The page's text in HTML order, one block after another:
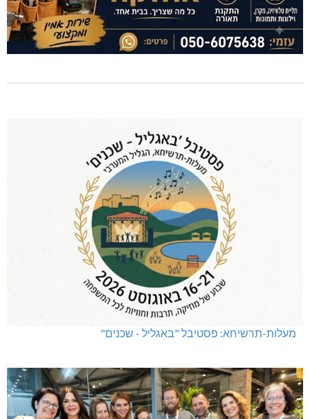
מעלות-תרשיחא: פסטיבל "באגליל - שכנים"